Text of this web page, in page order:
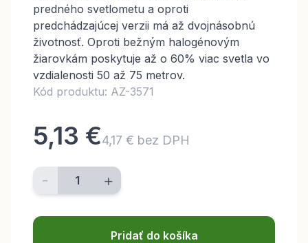
predného svetlometu a oproti
predchádzajúcej verzii má až dvojnásobnú
životnosť. Oproti bežným halogénovým
žiarovkám poskytuje až o 60% viac svetla vo
vzdialenosti 50 až 75 metrov.
Kód produktu: AZ-3571
5,13 €4,17 € bez DPH
- +
Pridať do košíka